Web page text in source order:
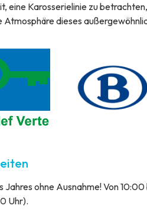
eine Karosserielinie zu
Atmosphäre dieses
Jahres ohne Ausnahme! Von
Uhr).